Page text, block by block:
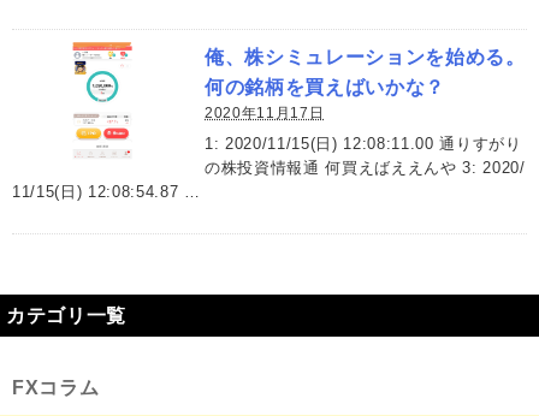
俺、株シミュレーションを始める。
何の銘柄を買えばいかな？
2020年11月17日
1: 2020/11/15(日) 12:08:11.00 通りすがり
の株投資情報通 何買えばええんや 3: 2020/
11/15(日) 12:08:54.87 …
カテゴリ一覧
FXコラム